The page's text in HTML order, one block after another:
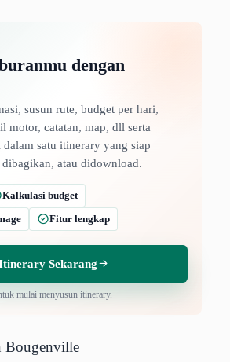
dengan
susun rute, budget per hari,
motor, catatan, map, dll serta
satu itinerary yang siap
atau didownload.
Kalkulasi budget
Fitur lengkap
Sekarang
mulai menyusun itinerary.
Bougenville